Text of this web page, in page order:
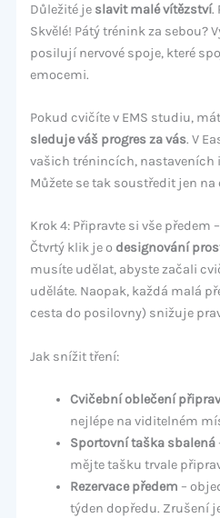
Důležité je slavit malé vítězství.
Skvělé! Pátý trénink za sebou?
posilují nervové spoje, které
emocemi.
Pokud cvičíte v EMS studiu,
sleduje váš progres za vás. V
vašich trénincích, nastaveních
Můžete se tak soustředit jen na
Krok 4: Připravte si vše předem
Čtvrtý klik je o designování
musíte udělat, abyste začali
uděláte. Naopak, každá malá
cesta do posilovny) snižuje
Jak snížit tření:
Cvičební oblečení
nejlépe na viditelném
Sportovní taška sbalená
mějte tašku trvale
Rezervace předem –
týden dopředu. Zrušení